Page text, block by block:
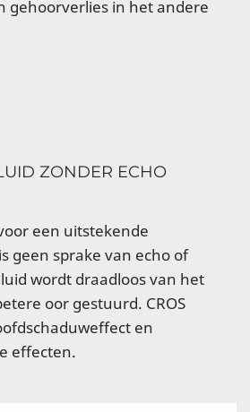
gehoorverlies in het andere
ZONDER ECHO
een uitstekende
geen sprake van echo of
wordt draadloos van het
oor gestuurd. CROS
en
effecten.